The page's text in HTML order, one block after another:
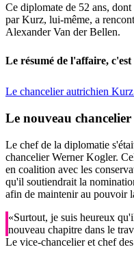
Ce diplomate de 52 ans,
par Kurz, lui-même, a
Alexander Van der Bellen.
Le résumé de l'affaire,
Le chancelier autrichien
Le nouveau chancelier
Le chef de la diplomatie
chancelier Werner Kogler.
en coalition avec les
qu'il soutiendrait la
afin de maintenir au pouvoir
«Surtout, je suis heureux
nouveau chapitre dans le
Le vice-chancelier et chef